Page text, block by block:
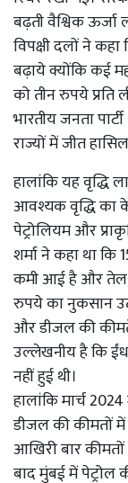
बढ़ती वैश्विक
विपक्षी दलों ने
बढ़ाये क्योंकि कई
को तीन रुपये प्रति
भारतीय जनता
राज्यों में जीत
हालांकि यह
आवश्यक वृद्धि का
पेट्रोलियम और
शर्मा ने कहा था
कमी आई है और तेल
रुपये का नुकसान
और डीजल की
उल्लेखनीय है कि
नहीं हुई थी।
हालांकि मार्च
डीजल की कीमतों में
आखिरी बार
बाद मुंबई में पेट्रोल